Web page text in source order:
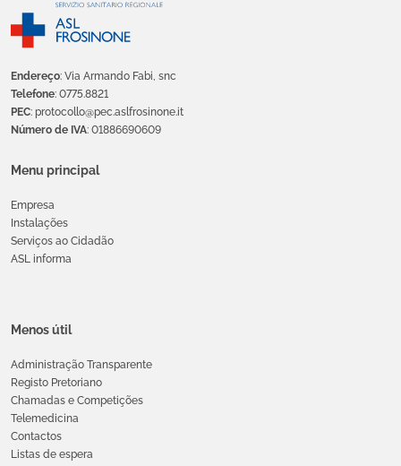
Endereço: Via Armando Fabi, snc
Telefone: 0775.8821
PEC: protocollo@pec.aslfrosinone.it
Número de IVA: 01886690609
Menu principal
Empresa
Instalações
Serviços ao Cidadão
ASL informa
Menos útil
Administração Transparente
Registo Pretoriano
Chamadas e Competições
Telemedicina
Contactos
Listas de espera